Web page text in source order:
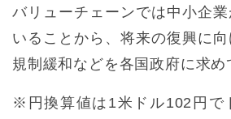
バリューチェーンでは中小企
いることから、将来の復興に
規制緩和などを各国政府に求め
※円換算値は1米ドル102円で